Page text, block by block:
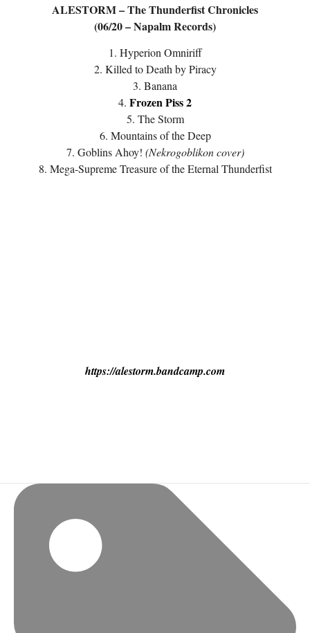
ALESTORM – The Thunderfist Chronicles
(06/20 – Napalm Records)
1. Hyperion Omniriff
2. Killed to Death by Piracy
3. Banana
4. Frozen Piss 2
5. The Storm
6. Mountains of the Deep
7. Goblins Ahoy! (Nekrogoblikon cover)
8. Mega-Supreme Treasure of the Eternal Thunderfist
https://alestorm.bandcamp.com